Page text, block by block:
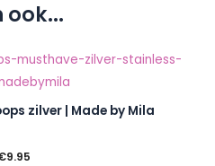
ook...
zilver | Made by Mila
9.95